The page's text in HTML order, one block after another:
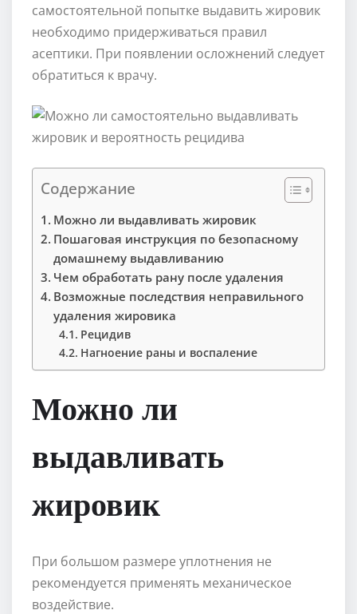
самостоятельной попытке выдавить жировик
необходимо придерживаться правил
асептики. При появлении осложнений следует
обратиться к врачу.
Содержание
Можно ли выдавливать жировик
Пошаговая инструкция по безопасному
домашнему выдавливанию
Чем обработать рану после удаления
Возможные последствия неправильного
удаления жировика
Рецидив
Нагноение раны и воспаление
Можно ли
выдавливать
жировик
При большом размере уплотнения не
рекомендуется применять механическое
воздействие.